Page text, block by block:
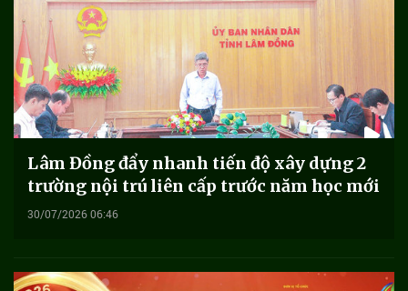
Lâm Đồng đẩy nhanh tiến độ xây dựng 2
trường nội trú liên cấp trước năm học mới
30/07/2026 06:46